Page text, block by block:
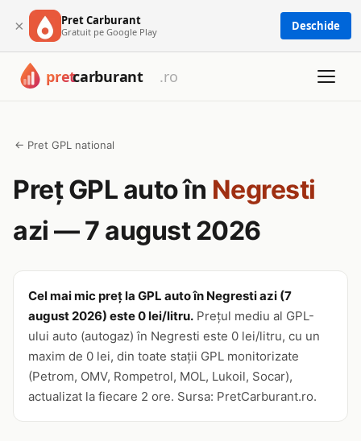
× Pret Carburant
Gratuit pe Google Play Deschide
← Pret GPL national
Preț GPL auto în Negresti
azi — 7 august 2026
Cel mai mic preț la GPL auto în Negresti azi (7
august 2026) este 0 lei/litru. Prețul mediu al GPL-
ului auto (autogaz) în Negresti este 0 lei/litru, cu un
maxim de 0 lei, din toate stații GPL monitorizate
(Petrom, OMV, Rompetrol, MOL, Lukoil, Socar),
actualizat la fiecare 2 ore. Sursa: PretCarburant.ro.